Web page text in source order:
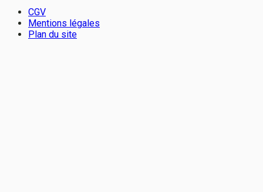
CGV
Mentions légales
Plan du site